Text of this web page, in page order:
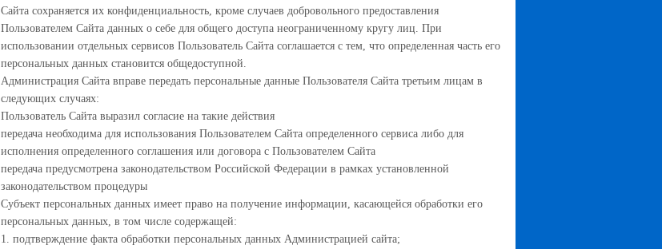
Сайта сохраняется их конфиденциальность, кроме случаев добровольного предоставления
Пользователем Сайта данных о себе для общего доступа неограниченному кругу лиц. При
использовании отдельных сервисов Пользователь Сайта соглашается с тем, что определенная часть его
персональных данных становится общедоступной.
Администрация Сайта вправе передать персональные данные Пользователя Сайта третьим лицам в
следующих случаях:
Пользователь Сайта выразил согласие на такие действия
передача необходима для использования Пользователем Сайта определенного сервиса либо для
исполнения определенного соглашения или договора с Пользователем Сайта
передача предусмотрена законодательством Российской Федерации в рамках установленной
законодательством процедуры
Субъект персональных данных имеет право на получение информации, касающейся обработки его
персональных данных, в том числе содержащей:
1. подтверждение факта обработки персональных данных Администрацией сайта;